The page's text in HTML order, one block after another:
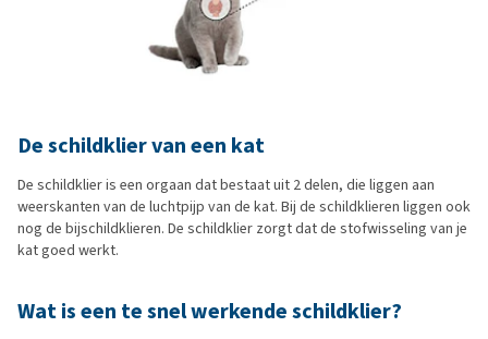
De schildklier van een kat
De schildklier is een orgaan dat bestaat uit 2 delen, die liggen aan
weerskanten van de luchtpijp van de kat. Bij de schildklieren liggen ook
nog de bijschildklieren. De schildklier zorgt dat de stofwisseling van je
kat goed werkt.
Wat is een te snel werkende schildklier?